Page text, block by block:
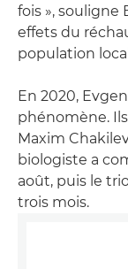
fois », souligne
effets du
population
En 2020,
phénomène.
Maxim
biologiste a
août, puis le
trois mois.